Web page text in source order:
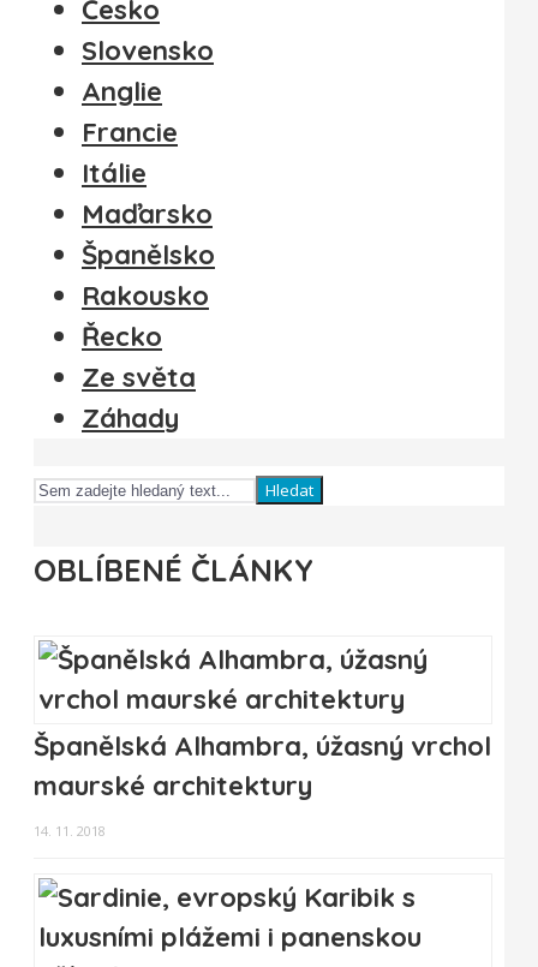
Česko
Slovensko
Anglie
Francie
Itálie
Maďarsko
Španělsko
Rakousko
Řecko
Ze světa
Záhady
Hledat
OBLÍBENÉ ČLÁNKY
Španělská Alhambra, úžasný vrchol
maurské architektury
14. 11. 2018